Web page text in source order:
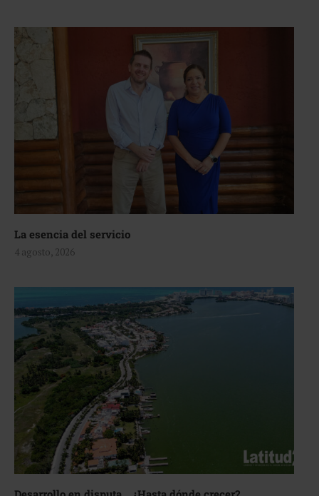
La esencia del servicio
4 agosto, 2026